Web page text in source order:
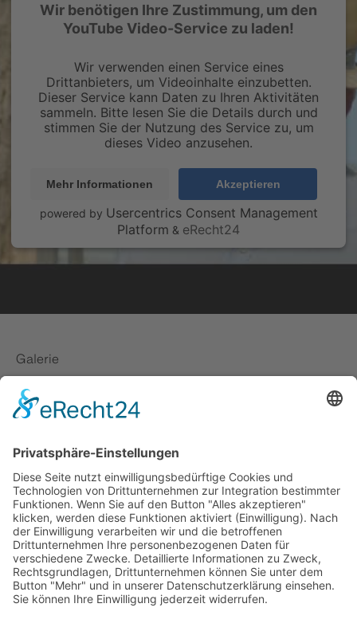
Wir benötigen Ihre Zustimmung, um den
YouTube Video-Service zu laden!
Wir verwenden einen Service eines
Drittanbieters, um Videoinhalte einzubetten.
Dieser Service kann Daten zu Ihren Aktivitäten
sammeln. Bitte lesen Sie die Details durch und
stimmen Sie der Nutzung des Service zu, um
dieses Video anzusehen.
Mehr Informationen Akzeptieren
powered by Usercentrics Consent Management
Platform & eRecht24
Galerie